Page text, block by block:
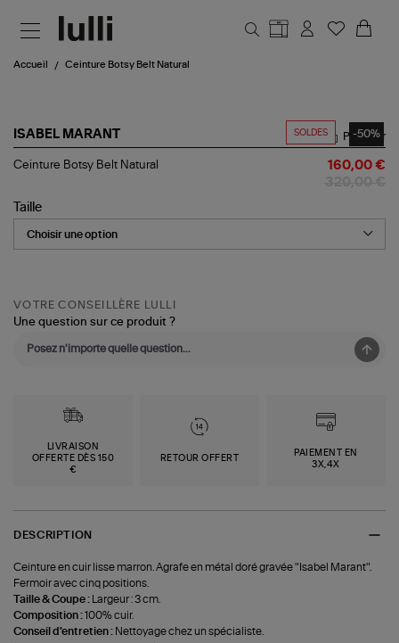
Accueil Ceinture Botsy Belt Natural
SOLDES -50%
ISABEL MARANT
Ceinture
Natural
Partager
Ceinture Botsy Belt Natural 160,00 €
Taille
VOTRE CONSEILLÈRE LULLI
Une question sur ce produit ?
LIVRAISON
OFFERTE DÈS 150
€
RETOUR OFFERT
PAIEMENT EN
3X,4X
DESCRIPTION
Ceinture en cuir lisse marron. Agrafe en métal doré gravée "Isabel Marant".
Fermoir avec cinq positions.
Taille & Coupe :
Largeur : 3 cm.
Composition :100% cuir.
Conseil d'entretien : Nettoyage chez un spécialiste.